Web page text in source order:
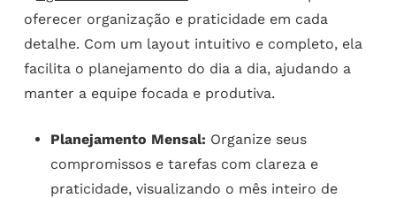
oferecer organização e praticidade em cada
detalhe. Com um layout intuitivo e completo, ela
facilita o planejamento do dia a dia, ajudando a
manter a equipe focada e produtiva.
Planejamento Mensal: Organize seus
compromissos e tarefas com clareza e
praticidade, visualizando o mês inteiro de